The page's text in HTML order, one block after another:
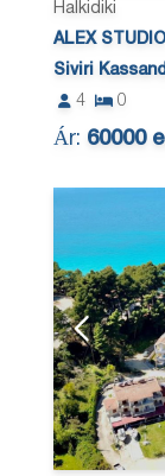
Halkidiki
ALEX
Siviri
4
0
Ár: 60000